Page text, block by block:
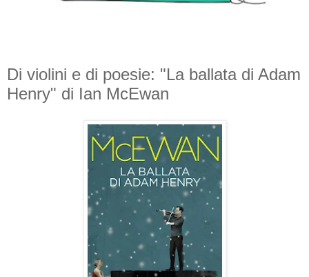
Di violini e di poesie: "La ballata di Adam
Henry" di Ian McEwan